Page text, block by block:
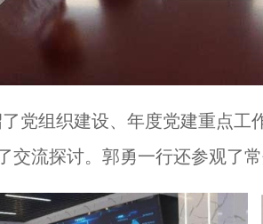
党组织建设、年度党建重点
交流探讨。郭勇一行还参观了